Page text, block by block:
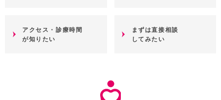
アクセス・診療時間
が知りたい
まずは直接相談
してみたい